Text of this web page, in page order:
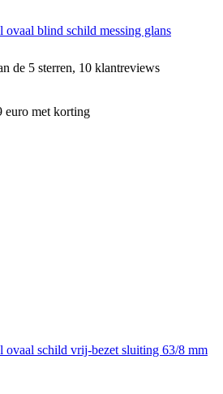
blind schild messing glans
de 5 sterren, 10 klantreviews
euro met korting
ovaal schild vrij-bezet sluiting 63/8 mm